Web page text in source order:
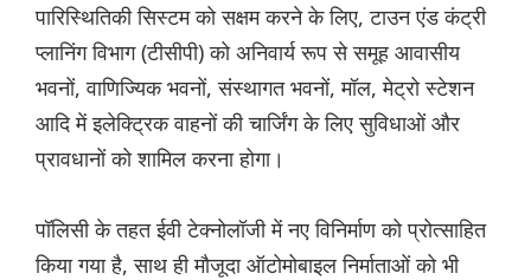
पारिस्थितिकी सिस्टम को सक्षम करने के लिए, टाउन एंड कंट्री
प्लानिंग विभाग (टीसीपी) को अनिवार्य रूप से समूह आवासीय
भवनों, वाणिज्यिक भवनों, संस्थागत भवनों, मॉल, मेट्रो स्टेशन
आदि में इलेक्ट्रिक वाहनों की चार्जिंग के लिए सुविधाओं और
प्रावधानों को शामिल करना होगा।
पॉलिसी के तहत ईवी टेक्नोलॉजी में नए विनिर्माण को प्रोत्साहित
किया गया है, साथ ही मौजूदा ऑटोमोबाइल निर्माताओं को भी